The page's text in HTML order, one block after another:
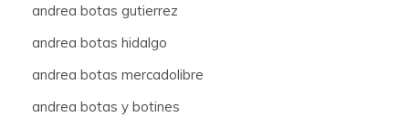
andrea botas gutierrez
andrea botas hidalgo
andrea botas mercadolibre
andrea botas y botines